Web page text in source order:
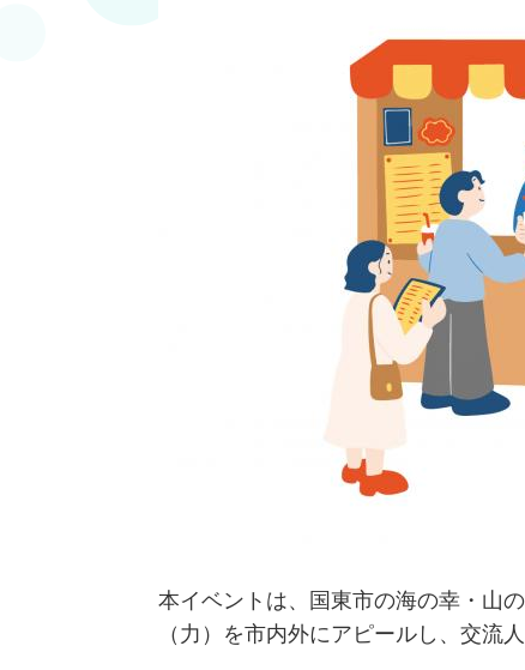
本イベントは、国東市の海の幸・山
（力）を市内外にアピールし、交流